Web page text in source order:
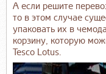
А если решите
то в этом случае
упаковать их в
корзину, которую
Tesco Lotus.